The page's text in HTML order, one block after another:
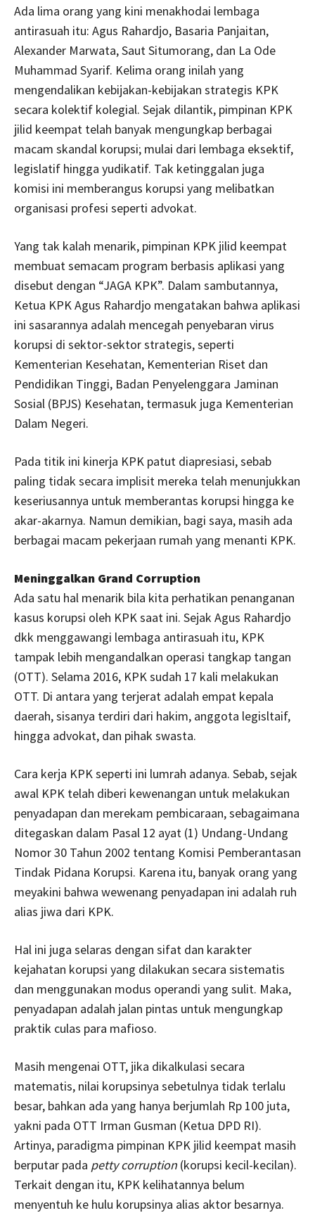
Ada lima orang yang kini menakhodai lembaga
antirasuah itu: Agus Rahardjo, Basaria Panjaitan,
Alexander Marwata, Saut Situmorang, dan La Ode
Muhammad Syarif. Kelima orang inilah yang
mengendalikan kebijakan-kebijakan strategis KPK
secara kolektif kolegial. Sejak dilantik, pimpinan KPK
jilid keempat telah banyak mengungkap berbagai
macam skandal korupsi; mulai dari lembaga eksektif,
legislatif hingga yudikatif. Tak ketinggalan juga
komisi ini memberangus korupsi yang melibatkan
organisasi profesi seperti advokat.
Yang tak kalah menarik, pimpinan KPK jilid keempat
membuat semacam program berbasis aplikasi yang
disebut dengan “JAGA KPK”. Dalam sambutannya,
Ketua KPK Agus Rahardjo mengatakan bahwa aplikasi
ini sasarannya adalah mencegah penyebaran virus
korupsi di sektor-sektor strategis, seperti
Kementerian Kesehatan, Kementerian Riset dan
Pendidikan Tinggi, Badan Penyelenggara Jaminan
Sosial (BPJS) Kesehatan, termasuk juga Kementerian
Dalam Negeri.
Pada titik ini kinerja KPK patut diapresiasi, sebab
paling tidak secara implisit mereka telah menunjukkan
keseriusannya untuk memberantas korupsi hingga ke
akar-akarnya. Namun demikian, bagi saya, masih ada
berbagai macam pekerjaan rumah yang menanti KPK.
Meninggalkan Grand Corruption
Ada satu hal menarik bila kita perhatikan penanganan
kasus korupsi oleh KPK saat ini. Sejak Agus Rahardjo
dkk menggawangi lembaga antirasuah itu, KPK
tampak lebih mengandalkan operasi tangkap tangan
(OTT). Selama 2016, KPK sudah 17 kali melakukan
OTT. Di antara yang terjerat adalah empat kepala
daerah, sisanya terdiri dari hakim, anggota legisltaif,
hingga advokat, dan pihak swasta.
Cara kerja KPK seperti ini lumrah adanya. Sebab, sejak
awal KPK telah diberi kewenangan untuk melakukan
penyadapan dan merekam pembicaraan, sebagaimana
ditegaskan dalam Pasal 12 ayat (1) Undang-Undang
Nomor 30 Tahun 2002 tentang Komisi Pemberantasan
Tindak Pidana Korupsi. Karena itu, banyak orang yang
meyakini bahwa wewenang penyadapan ini adalah ruh
alias jiwa dari KPK.
Hal ini juga selaras dengan sifat dan karakter
kejahatan korupsi yang dilakukan secara sistematis
dan menggunakan modus operandi yang sulit. Maka,
penyadapan adalah jalan pintas untuk mengungkap
praktik culas para mafioso.
Masih mengenai OTT, jika dikalkulasi secara
matematis, nilai korupsinya sebetulnya tidak terlalu
besar, bahkan ada yang hanya berjumlah Rp 100 juta,
yakni pada OTT Irman Gusman (Ketua DPD RI).
Artinya, paradigma pimpinan KPK jilid keempat masih
berputar pada petty corruption (korupsi kecil-kecilan).
Terkait dengan itu, KPK kelihatannya belum
menyentuh ke hulu korupsinya alias aktor besarnya.